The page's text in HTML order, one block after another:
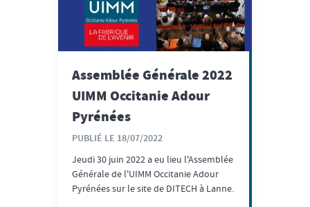
Assemblée Générale 2022
UIMM Occitanie Adour
Pyrénées
PUBLIÉ LE 18/07/2022
Jeudi 30 juin 2022 a eu lieu l'Assemblée
Générale de l'UIMM Occitanie Adour
Pyrénées sur le site de DITECH à Lanne.